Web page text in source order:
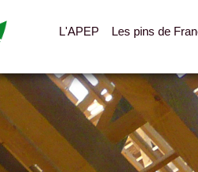
L'APEP Les pins de